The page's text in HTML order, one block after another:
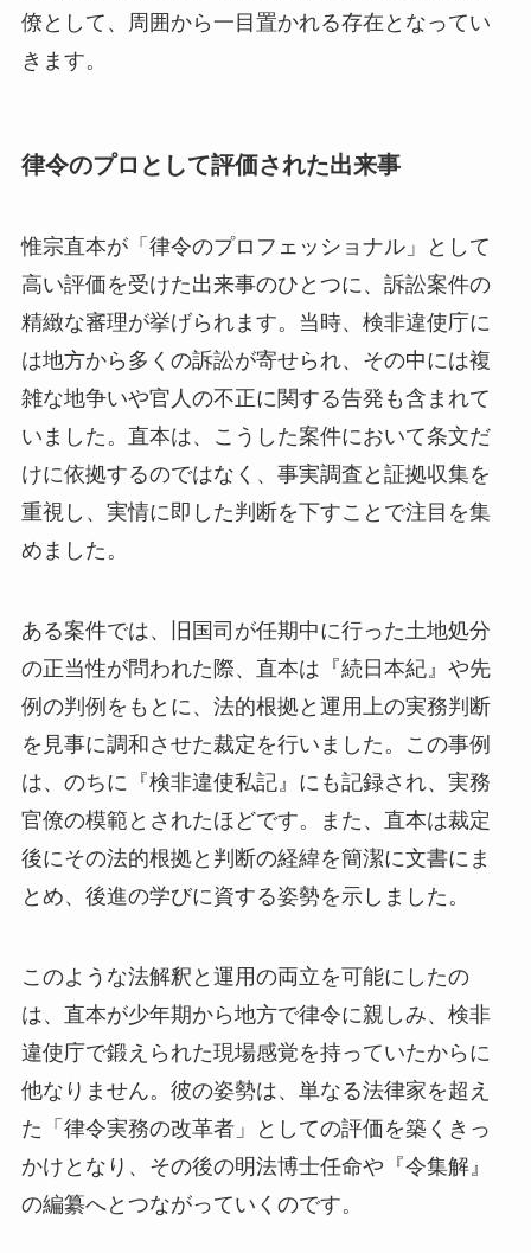
僚として、周囲から一目置かれる存在となってい
きます。
律令のプロとして評価された出来事
惟宗直本が「律令のプロフェッショナル」として
高い評価を受けた出来事のひとつに、訴訟案件の
精緻な審理が挙げられます。当時、検非違使庁に
は地方から多くの訴訟が寄せられ、その中には複
雑な地争いや官人の不正に関する告発も含まれて
いました。直本は、こうした案件において条文だ
けに依拠するのではなく、事実調査と証拠収集を
重視し、実情に即した判断を下すことで注目を集
めました。
ある案件では、旧国司が任期中に行った土地処分
の正当性が問われた際、直本は『続日本紀』や先
例の判例をもとに、法的根拠と運用上の実務判断
を見事に調和させた裁定を行いました。この事例
は、のちに『検非違使私記』にも記録され、実務
官僚の模範とされたほどです。また、直本は裁定
後にその法的根拠と判断の経緯を簡潔に文書にま
とめ、後進の学びに資する姿勢を示しました。
このような法解釈と運用の両立を可能にしたの
は、直本が少年期から地方で律令に親しみ、検非
違使庁で鍛えられた現場感覚を持っていたからに
他なりません。彼の姿勢は、単なる法律家を超え
た「律令実務の改革者」としての評価を築くきっ
かけとなり、その後の明法博士任命や『令集解』
の編纂へとつながっていくのです。